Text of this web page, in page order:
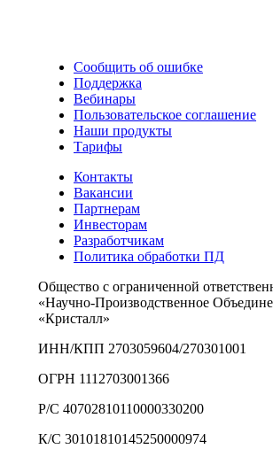
Сообщить об ошибке
Поддержка
Вебинары
Пользовательское соглашение
Наши продукты
Тарифы
Контакты
Вакансии
Партнерам
Инвесторам
Разработчикам
Политика обработки ПД
Общество с ограниченной
«Научно-Производственное
«Кристалл»
ИНН/КПП 2703059604/270301001
ОГРН 1112703001366
Р/С 40702810110000330200
К/С 30101810145250000974